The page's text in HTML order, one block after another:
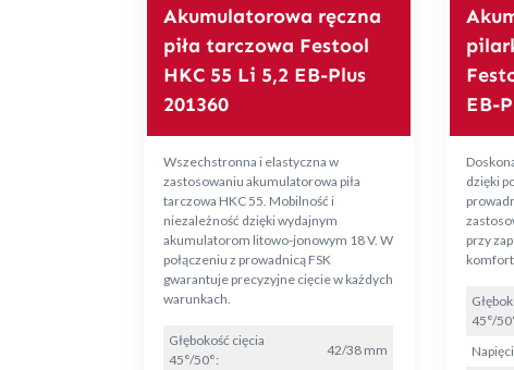
Akumulatorowa ręczna
piła tarczowa Festool
HKC 55 Li 5,2 EB-Plus
201360
Wszechstronna i elastyczna w
zastosowaniu akumulatorowa piła
tarczowa HKC 55. Mobilność i
niezależność dzięki wydajnym
akumulatorom litowo-jonowym 18 V. W
połączeniu z prowadnicą FSK
gwarantuje precyzyjne cięcie w każdych
warunkach.
Głębokość cięcia
45°/50°:
42/38 mm
EB-
dzięki
przy
45°/